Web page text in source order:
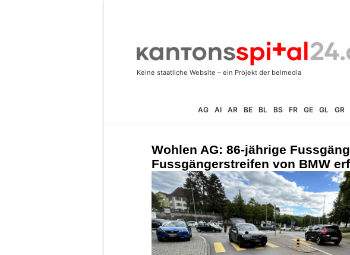
AG AI AR BE BL BS FR GE GL GR
Wohlen AG: 86-jährige
Fussgängerstreifen von BMW